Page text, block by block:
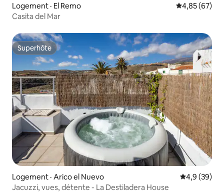
Logement · El Remo Note
4,85 (67)
Casita del Mar
Superhôte
Superhôte
Logement · Arico el Nuevo Note
4,9 (39)
Jacuzzi, vues, détente - La Destiladera House